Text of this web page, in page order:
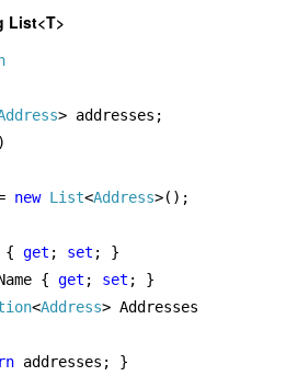
List<T>
> addresses;
new List<Address>();
{ get ; set ; }
{ get ; set ; }
<Address> Addresses
addresses; }